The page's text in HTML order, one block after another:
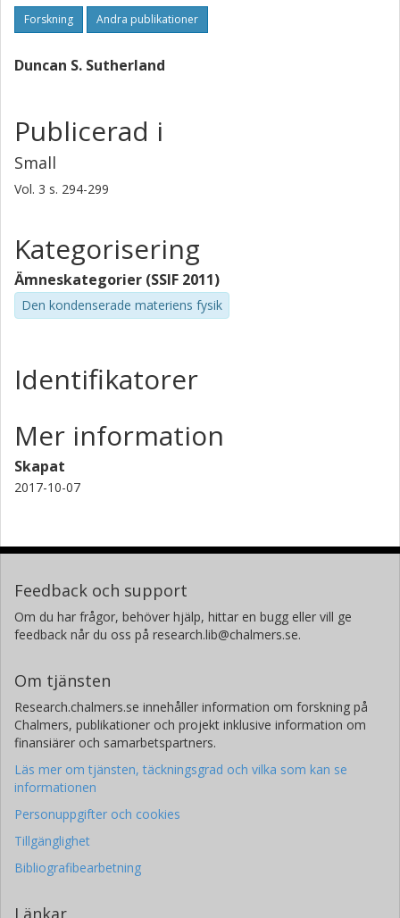
Forskning Andra publikationer
Duncan S. Sutherland
Publicerad i
Small
Vol. 3 s. 294-299
Kategorisering
Ämneskategorier (SSIF 2011)
Den kondenserade materiens fysik
Identifikatorer
Mer information
Skapat
2017-10-07
Feedback och support
Om du har frågor, behöver hjälp, hittar en bugg eller vill ge
feedback når du oss på research.lib@chalmers.se.
Om tjänsten
Research.chalmers.se innehåller information om forskning på
Chalmers, publikationer och projekt inklusive information om
finansiärer och samarbetspartners.
Läs mer om tjänsten, täckningsgrad och vilka som kan se
informationen
Personuppgifter och cookies
Tillgänglighet
Bibliografibearbetning
Länkar